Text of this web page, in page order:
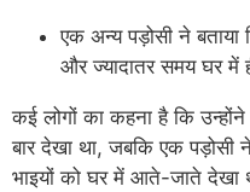
एक अन्य पड़ोसी ने बताया
और ज्यादातर समय घर में
कई लोगों का कहना है कि
बार देखा था, जबकि एक पड़ोसी ने
भाइयों को घर में आते-जाते देखा